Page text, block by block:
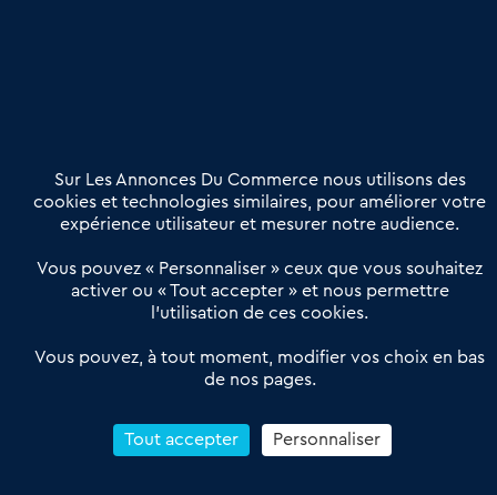
Offres Pro
Actualités
Qui sommes nous ?
Derniers articles
Réseau 3C : un partenaire national dédié aux transactions
Petitscommerces : Un partenariat au service du commerce de
proximité et des territoires
Reprendre un Restaurant Rapide
Sur Les Annonces Du Commerce nous utilisons des
cookies et technologies similaires, pour améliorer votre
expérience utilisateur et mesurer notre audience.
Vous pouvez « Personnaliser » ceux que vous souhaitez
activer ou « Tout accepter » et nous permettre
l’utilisation de ces cookies.
Vous pouvez, à tout moment, modifier vos choix en bas
de nos pages.
Tout accepter Personnaliser